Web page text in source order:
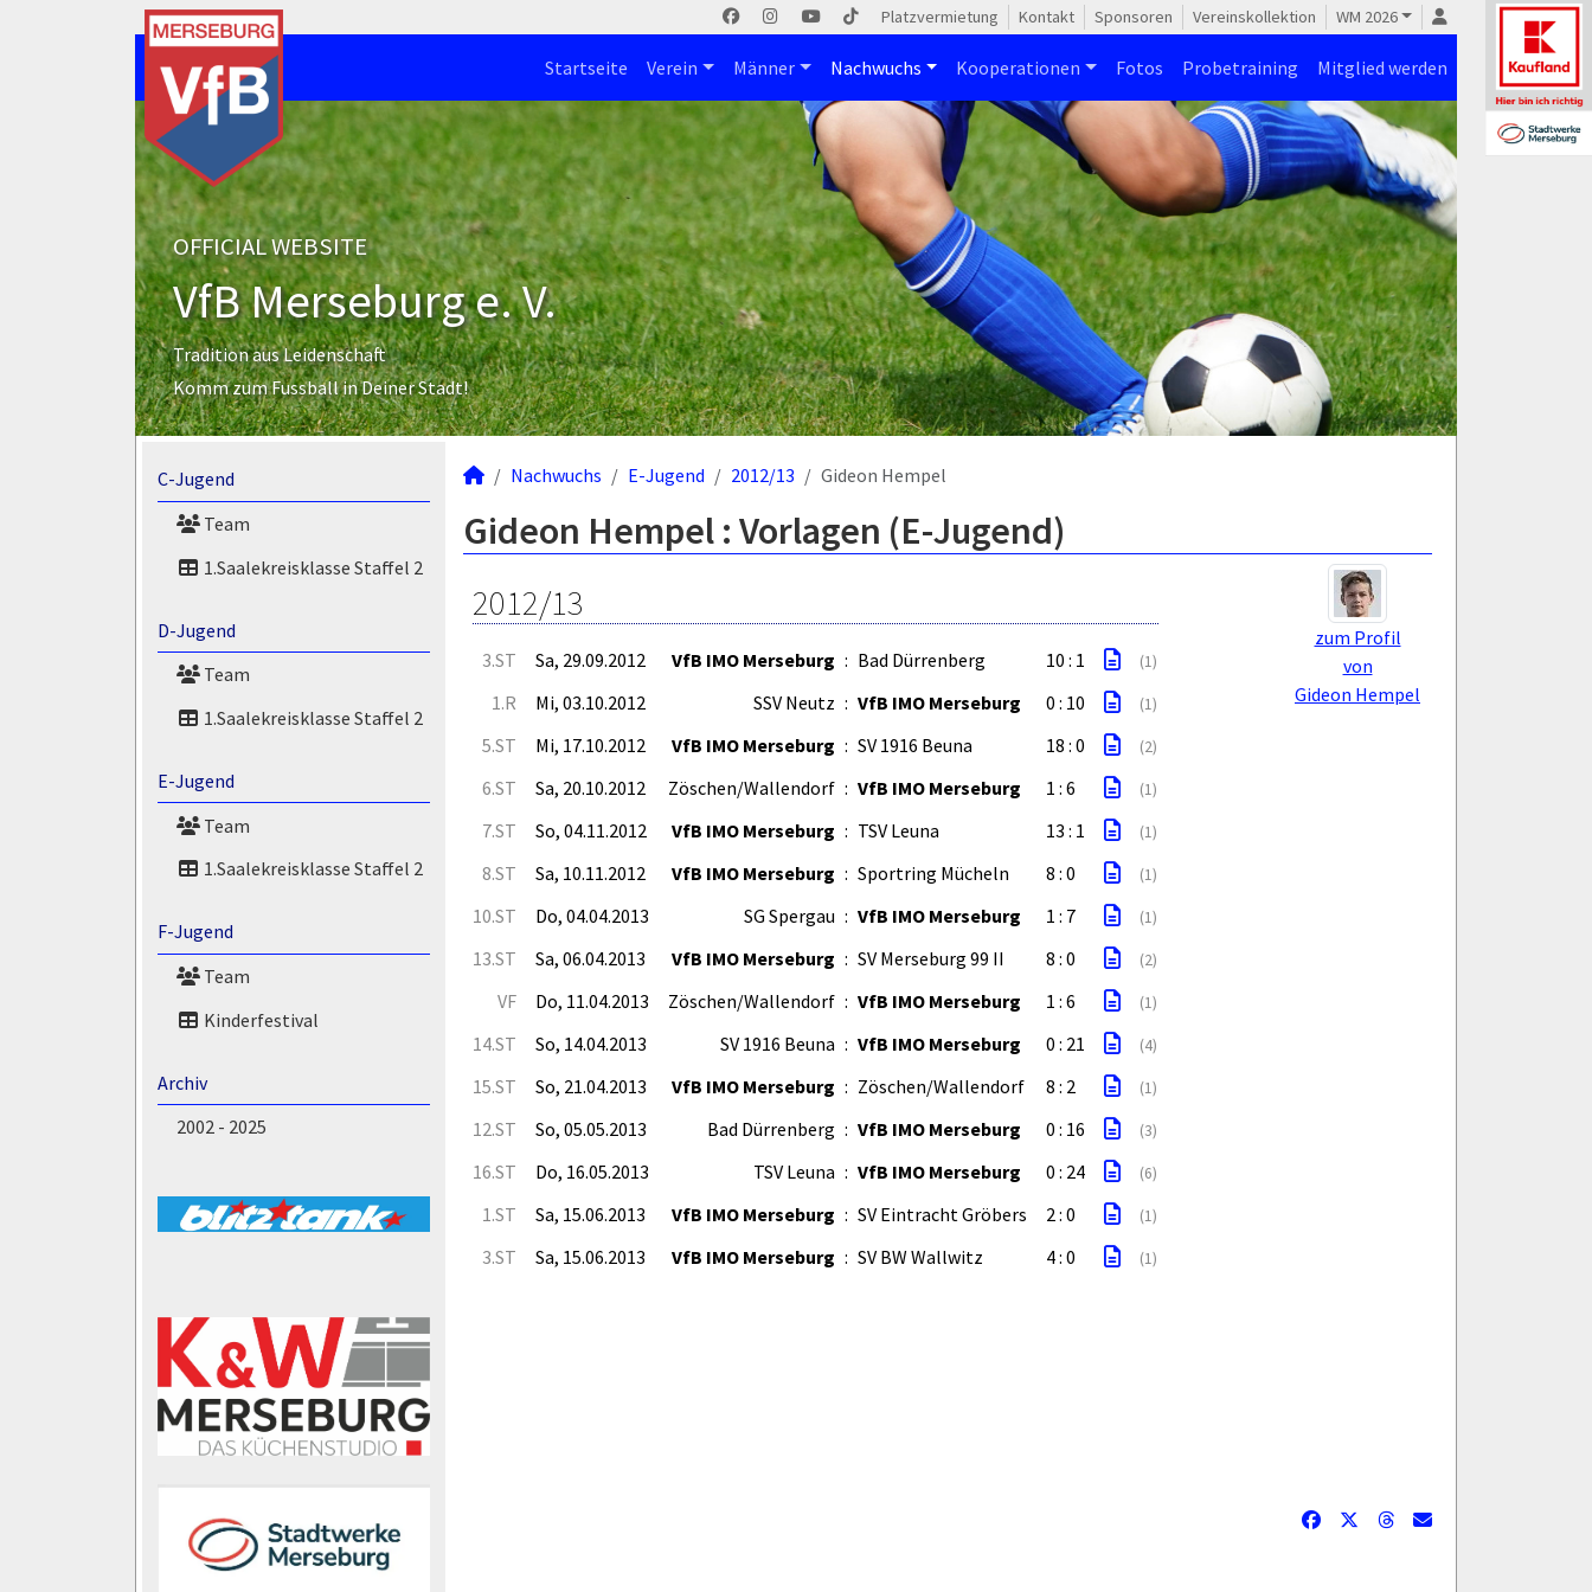
Platzvermietung Kontakt Sponsoren Vereinskollektion WM 2026
Startseite Verein Männer Nachwuchs Kooperationen Fotos Probetraining Mitglied werden
OFFICIAL WEBSITE
VfB Merseburg e. V.
Tradition aus Leidenschaft
Komm zum Fussball in Deiner Stadt!
C-Jugend
Team
1.Saalekreisklasse Staffel 2
D-Jugend
Team
1.Saalekreisklasse Staffel 2
E-Jugend
Team
1.Saalekreisklasse Staffel 2
F-Jugend
Team
Kinderfestival
Archiv
2002 - 2025
Nachwuchs E-Jugend 2012/13 Gideon Hempel
Gideon Hempel : Vorlagen (E-Jugend)
zum Profil
von
Gideon Hempel
2012/13
3.ST Sa, 29.09.2012 VfB IMO Merseburg : Bad Dürrenberg 10 : 1 (1)
1.R Mi, 03.10.2012 SSV Neutz : VfB IMO Merseburg 0 : 10 (1)
5.ST Mi, 17.10.2012 VfB IMO Merseburg : SV 1916 Beuna 18 : 0 (2)
6.ST Sa, 20.10.2012 Zöschen/Wallendorf : VfB IMO Merseburg 1 : 6 (1)
7.ST So, 04.11.2012 VfB IMO Merseburg : TSV Leuna 13 : 1 (1)
8.ST Sa, 10.11.2012 VfB IMO Merseburg : Sportring Mücheln 8 : 0 (1)
10.ST Do, 04.04.2013 SG Spergau : VfB IMO Merseburg 1 : 7 (1)
13.ST Sa, 06.04.2013 VfB IMO Merseburg : SV Merseburg 99 II 8 : 0 (2)
VF Do, 11.04.2013 Zöschen/Wallendorf : VfB IMO Merseburg 1 : 6 (1)
14.ST So, 14.04.2013 SV 1916 Beuna : VfB IMO Merseburg 0 : 21 (4)
15.ST So, 21.04.2013 VfB IMO Merseburg : Zöschen/Wallendorf 8 : 2 (1)
12.ST So, 05.05.2013 Bad Dürrenberg : VfB IMO Merseburg 0 : 16 (3)
16.ST Do, 16.05.2013 TSV Leuna : VfB IMO Merseburg 0 : 24 (6)
1.ST Sa, 15.06.2013 VfB IMO Merseburg : SV Eintracht Gröbers 2 : 0 (1)
3.ST Sa, 15.06.2013 VfB IMO Merseburg : SV BW Wallwitz 4 : 0 (1)